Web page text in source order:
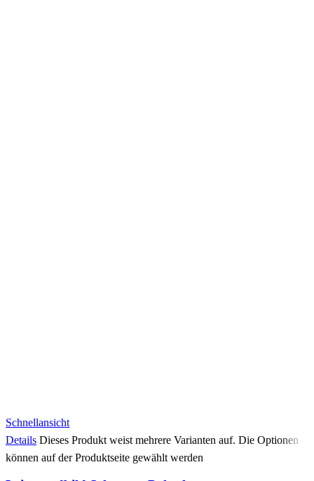
Schnellansicht
Details Dieses Produkt weist mehrere Varianten auf. Die Optionen
können auf der Produktseite gewählt werden